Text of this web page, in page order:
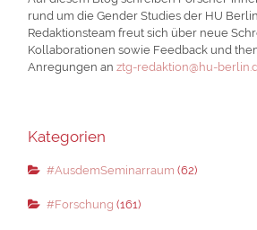
rund um die Gender Studies der HU
Redaktionsteam freut sich über neue
Kollaborationen sowie Feedback und
Anregungen anztg-redaktion@hu-
Kategorien
#AusdemSeminarraum (62)
#Forschung (161)